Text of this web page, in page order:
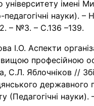
імені
науки).
– №3. – С.136 –139.
І.О. Аспекти
вищою професійною
С.Л. Яблочніков //
державного
(Педагогічні